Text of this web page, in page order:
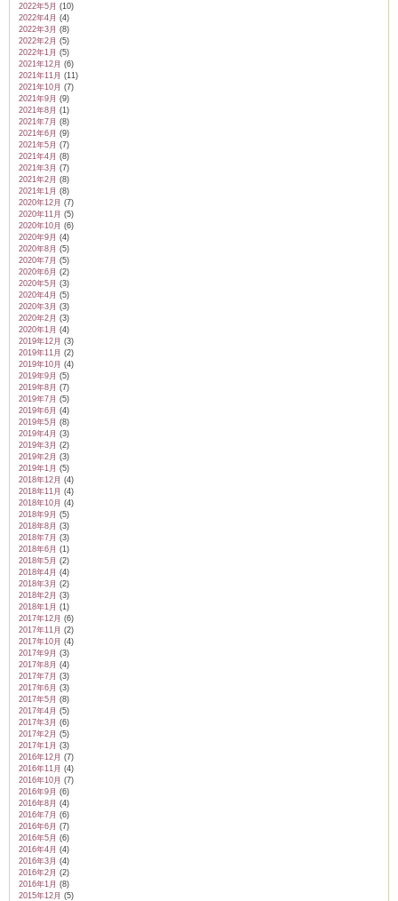
2022年5月 (10)
2022年4月 (4)
2022年3月 (8)
2022年2月 (5)
2022年1月 (5)
2021年12月 (6)
2021年11月 (11)
2021年10月 (7)
2021年9月 (9)
2021年8月 (1)
2021年7月 (8)
2021年6月 (9)
2021年5月 (7)
2021年4月 (8)
2021年3月 (7)
2021年2月 (8)
2021年1月 (8)
2020年12月 (7)
2020年11月 (5)
2020年10月 (6)
2020年9月 (4)
2020年8月 (5)
2020年7月 (5)
2020年6月 (2)
2020年5月 (3)
2020年4月 (5)
2020年3月 (3)
2020年2月 (3)
2020年1月 (4)
2019年12月 (3)
2019年11月 (2)
2019年10月 (4)
2019年9月 (5)
2019年8月 (7)
2019年7月 (5)
2019年6月 (4)
2019年5月 (8)
2019年4月 (3)
2019年3月 (2)
2019年2月 (3)
2019年1月 (5)
2018年12月 (4)
2018年11月 (4)
2018年10月 (4)
2018年9月 (5)
2018年8月 (3)
2018年7月 (3)
2018年6月 (1)
2018年5月 (2)
2018年4月 (4)
2018年3月 (2)
2018年2月 (3)
2018年1月 (1)
2017年12月 (6)
2017年11月 (2)
2017年10月 (4)
2017年9月 (3)
2017年8月 (4)
2017年7月 (3)
2017年6月 (3)
2017年5月 (8)
2017年4月 (5)
2017年3月 (6)
2017年2月 (5)
2017年1月 (3)
2016年12月 (7)
2016年11月 (4)
2016年10月 (7)
2016年9月 (6)
2016年8月 (4)
2016年7月 (6)
2016年6月 (7)
2016年5月 (6)
2016年4月 (4)
2016年3月 (4)
2016年2月 (2)
2016年1月 (8)
2015年12月 (5)